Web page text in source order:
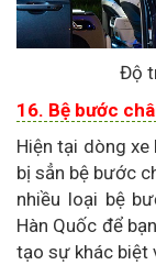
Độ
16. Bệ bước
Hiện tại dòng
bị sẳn bệ bước
nhiều loại bệ
Hàn Quốc để
tạo sự khác biệt